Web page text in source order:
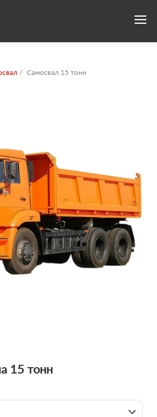
Самосвал 15 тонн
15 тонн